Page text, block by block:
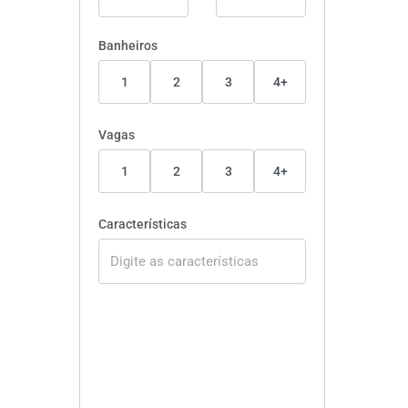
Banheiros
1 2 3 4+
Vagas
1 2 3 4+
Características